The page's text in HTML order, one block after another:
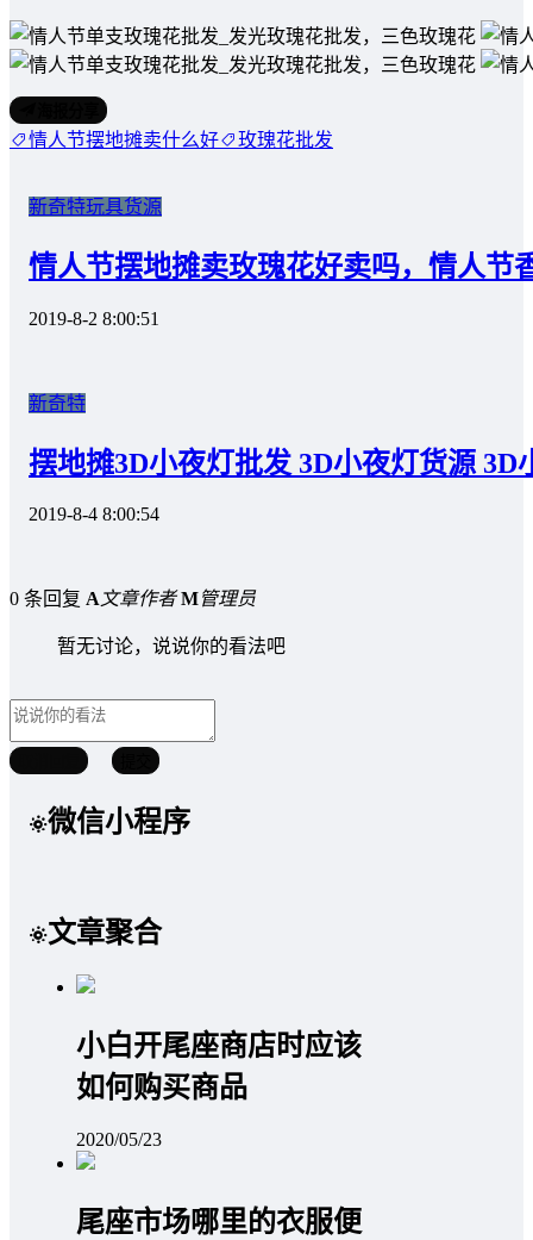
情人节摆地摊卖什么好 玫瑰花批发
新奇特玩具货源
情人节摆地摊卖玫瑰花好卖吗，情人节
2019-8-2 8:00:51
新奇特
摆地摊3D小夜灯批发 3D小夜灯货源 3D
2019-8-4 8:00:54
0 条回复 A文章作者 M管理员
暂无讨论，说说你的看法吧
微信小程序
文章聚合
小白开尾座商店时应该
如何购买商品
2020/05/23
尾座市场哪里的衣服便